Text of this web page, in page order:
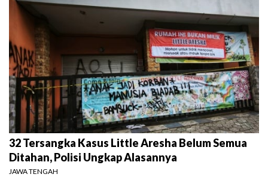
32 Tersangka Kasus Little Aresha Belum Semua
Ditahan, Polisi Ungkap Alasannya
JAWA TENGAH